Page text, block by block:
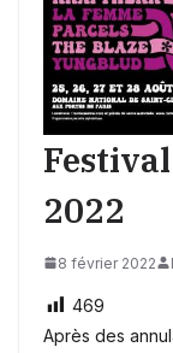
2022
8 février 2022
469
Après des